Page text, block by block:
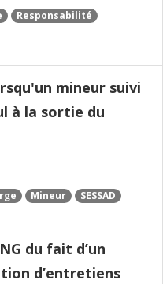
Responsabilité
mineur suivi
à la sortie du
Mineur SESSAD
du fait d’un
d’entretiens